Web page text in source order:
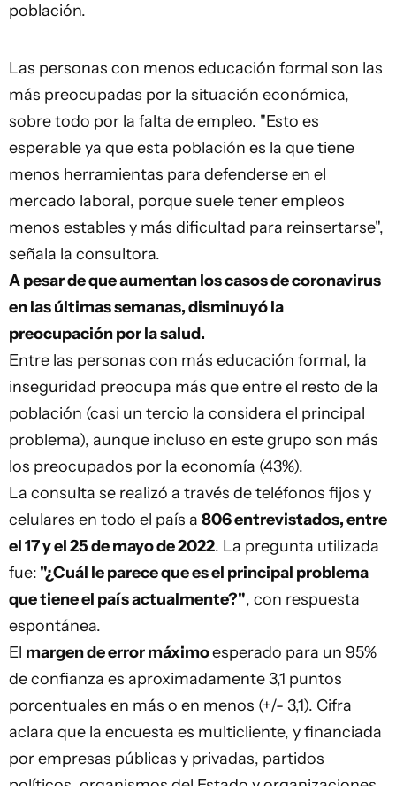
población.
Las personas con menos educación formal son las
más preocupadas por la situación económica,
sobre todo por la falta de empleo. "Esto es
esperable ya que esta población es la que tiene
menos herramientas para defenderse en el
mercado laboral, porque suele tener empleos
menos estables y más dificultad para reinsertarse",
señala la consultora.
A pesar de que aumentan los casos de coronavirus
en las últimas semanas, disminuyó la
preocupación por la salud.
Entre las personas con más educación formal, la
inseguridad preocupa más que entre el resto de la
población (casi un tercio la considera el principal
problema), aunque incluso en este grupo son más
los preocupados por la economía (43%).
La consulta se realizó a través de teléfonos fijos y
celulares en todo el país a 806 entrevistados, entre
el 17 y el 25 de mayo de 2022. La pregunta utilizada
fue: "¿Cuál le parece que es el principal problema
que tiene el país actualmente?", con respuesta
espontánea.
El margen de error máximoesperado para un 95%
de confianza es aproximadamente 3,1 puntos
porcentuales en más o en menos (+/- 3,1). Cifra
aclara que la encuesta es multicliente, y financiada
por empresas públicas y privadas, partidos